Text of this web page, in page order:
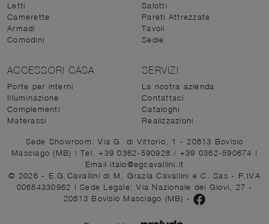
Letti
Camerette
Armadi
Comodini
Salotti
Pareti Attrezzate
Tavoli
Sedie
ACCESSORI CASA
Porte per interni
Illuminazione
Complementi
Materassi
SERVIZI
La nostra azienda
Contattaci
Cataloghi
Realizzazioni
Sede Showroom: Via G. di Vittorio, 1 - 20813 Bovisio
Masciago (MB) | Tel. +39 0362-590928/ +39 0362-590674 |
Email italo@egcavallini.it
© 2026 - E.G.Cavallini di M. Grazia Cavallini e C. Sas - P.IVA
00684330962 | Sede Legale: Via Nazionale dei Giovi, 27 -
20813 Bovisio Masciago (MB) -